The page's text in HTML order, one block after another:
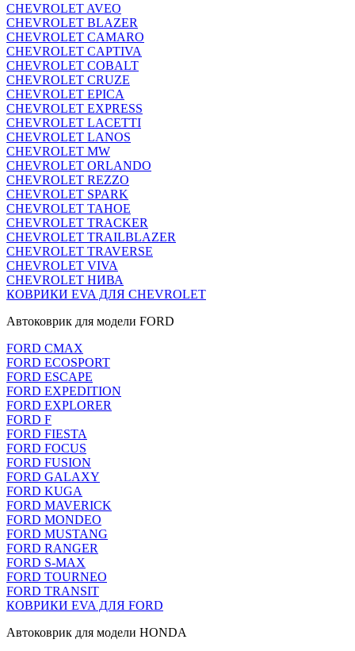
CHEVROLET AVEO
CHEVROLET BLAZER
CHEVROLET CAMARO
CHEVROLET CAPTIVA
CHEVROLET COBALT
CHEVROLET CRUZE
CHEVROLET EPICA
CHEVROLET EXPRESS
CHEVROLET LACETTI
CHEVROLET LANOS
CHEVROLET MW
CHEVROLET ORLANDO
CHEVROLET REZZO
CHEVROLET SPARK
CHEVROLET TAHOE
CHEVROLET TRACKER
CHEVROLET TRAILBLAZER
CHEVROLET TRAVERSE
CHEVROLET VIVA
CHEVROLET НИВА
КОВРИКИ EVA ДЛЯ CHEVROLET
Автоковрик для модели FORD
FORD CMAX
FORD ECOSPORT
FORD ESCAPE
FORD EXPEDITION
FORD EXPLORER
FORD F
FORD FIESTA
FORD FOCUS
FORD FUSION
FORD GALAXY
FORD KUGA
FORD MAVERICK
FORD MONDEO
FORD MUSTANG
FORD RANGER
FORD S-MAX
FORD TOURNEO
FORD TRANSIT
КОВРИКИ EVA ДЛЯ FORD
Автоковрик для модели HONDA